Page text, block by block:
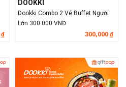
đ
DOOKKI
Dookki Combo 2 Vé Buffet Người
Lớn 300.000 VNĐ
300,000 đ